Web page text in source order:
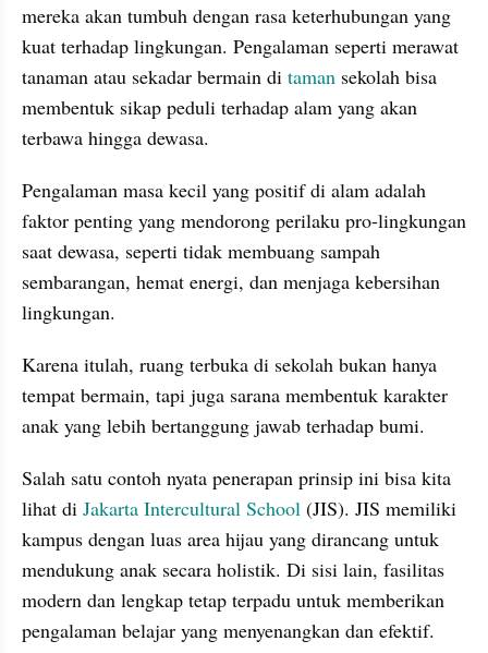
mereka akan tumbuh dengan rasa keterhubungan yang
kuat terhadap lingkungan. Pengalaman seperti merawat
tanaman atau sekadar bermain di taman sekolah bisa
membentuk sikap peduli terhadap alam yang akan
terbawa hingga dewasa.
Pengalaman masa kecil yang positif di alam adalah
faktor penting yang mendorong perilaku pro-lingkungan
saat dewasa, seperti tidak membuang sampah
sembarangan, hemat energi, dan menjaga kebersihan
lingkungan.
Karena itulah, ruang terbuka di sekolah bukan hanya
tempat bermain, tapi juga sarana membentuk karakter
anak yang lebih bertanggung jawab terhadap bumi.
Salah satu contoh nyata penerapan prinsip ini bisa kita
lihat di Jakarta Intercultural School (JIS). JIS memiliki
kampus dengan luas area hijau yang dirancang untuk
mendukung anak secara holistik. Di sisi lain, fasilitas
modern dan lengkap tetap terpadu untuk memberikan
pengalaman belajar yang menyenangkan dan efektif.